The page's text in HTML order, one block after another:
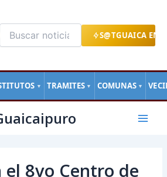
S@TGUAICA EN
▼ TRAMITES ▼ COMUNAS ▼
Main
8vo Centro de